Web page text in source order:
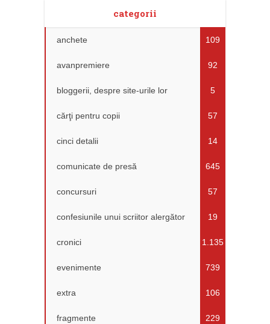
categorii
anchete 109
avanpremiere 92
bloggerii, despre site-urile lor 5
cărţi pentru copii 57
cinci detalii 14
comunicate de presă 645
concursuri 57
confesiunile unui scriitor alergător 19
cronici 1.135
evenimente 739
extra 106
fragmente 229